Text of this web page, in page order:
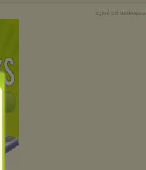
zgłoś do usunięcia